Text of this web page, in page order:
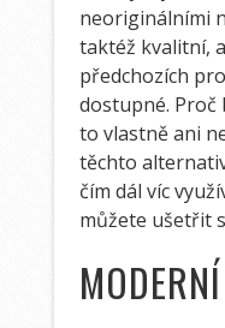
neoriginálními
taktéž kvalitní,
předchozích
dostupné. Proč
to vlastně ani
těchto
čím dál víc
můžete ušetřit